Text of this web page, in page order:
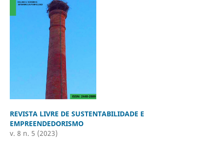
REVISTA LIVRE DE SUSTENTABILIDADE E
EMPREENDEDORISMO
v. 8 n. 5 (2023)